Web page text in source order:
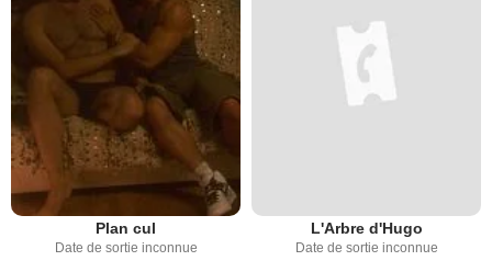
Plan cul
Date de sortie inconnue
L'Arbre d'Hugo
Date de sortie inconnue